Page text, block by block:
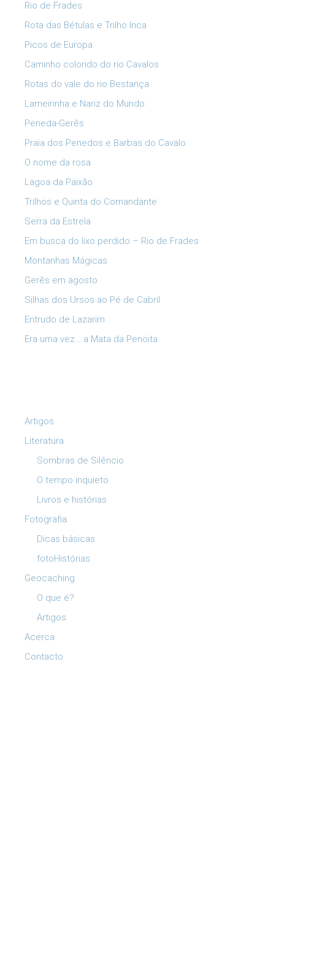
Rio de Frades
Rota das Bétulas e Trilho Inca
Picos de Europa
Caminho colorido do rio Cavalos
Rotas do vale do rio Bestança
Lameirinha e Nariz do Mundo
Peneda-Gerês
Praia dos Penedos e Barbas do Cavalo
O nome da rosa
Lagoa da Paixão
Trilhos e Quinta do Comandante
Serra da Estrela
Em busca do lixo perdido – Rio de Frades
Montanhas Mágicas
Gerês em agosto
Silhas dos Ursos ao Pé de Cabril
Entrudo de Lazarim
Era uma vez… a Mata da Penoita
Artigos
Literatura
Sombras de Silêncio
O tempo inquieto
Livros e histórias
Fotografia
Dicas básicas
fotoHistórias
Geocaching
O que é?
Artigos
Acerca
Contacto